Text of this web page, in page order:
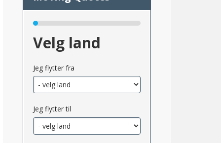
Velg land
Jeg flytter fra
Jeg flytter til